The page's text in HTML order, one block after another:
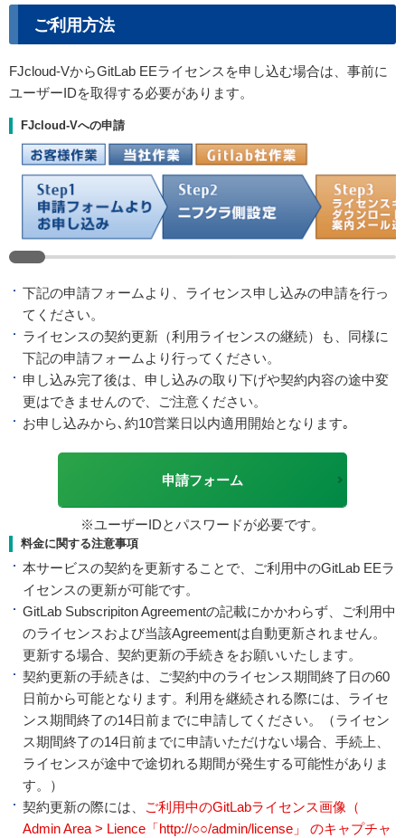
ご利用方法
FJcloud-VからGitLab EEライセンスを申し込む場合は、事前に
ユーザーIDを取得する必要があります。
FJcloud-Vへの申請
下記の申請フォームより、ライセンス申し込みの申請を行っ
てください。
ライセンスの契約更新（利用ライセンスの継続）も、同様に
下記の申請フォームより行ってください。
申し込み完了後は、申し込みの取り下げや契約内容の途中変
更はできませんので、ご注意ください。
お申し込みから､約10営業日以内適用開始となります｡
申請フォーム
※ユーザーIDとパスワードが必要です。
料金に関する注意事項
本サービスの契約を更新することで、ご利用中のGitLab EEラ
イセンスの更新が可能です。
GitLab Subscripiton Agreementの記載にかかわらず、ご利用中
のライセンスおよび当該Agreementは自動更新されません。
更新する場合、契約更新の手続きをお願いいたします。
契約更新の手続きは、ご契約中のライセンス期間終了日の60
日前から可能となります。利用を継続される際には、ライセ
ンス期間終了の14日前までに申請してください。（ライセン
ス期間終了の14日前までに申請いただけない場合、手続上、
ライセンスが途中で途切れる期間が発生する可能性がありま
す。）
契約更新の際には、
ご利用中のGitLabライセンス画像（
Admin Area > Lience「http://○○/admin/license」 のキャプチャ